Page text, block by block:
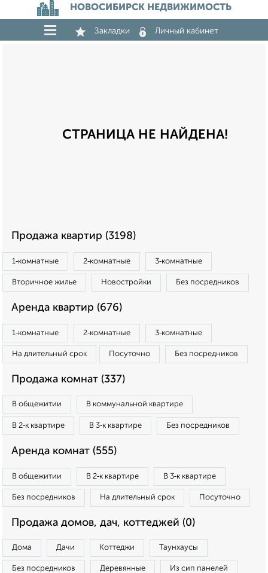
НОВОСИБИРСК НЕДВИЖИМОСТЬ
Закладки Личный кабинет
СТРАНИЦА НЕ НАЙДЕНА!
Продажа квартир (3198)
1‑комнатные 2‑комнатные 3‑комнатные
Вторичное жилье Новостройки Без посредников
Аренда квартир (676)
1‑комнатные 2‑комнатные 3‑комнатные
На длительный срок Посуточно Без посредников
Продажа комнат (337)
В общежитии В коммунальной квартире
В 2‑к квартире В 3‑к квартире Без посредников
Аренда комнат (555)
В общежитии В 2‑к квартире В 3‑к квартире
Без посредников На длительный срок Посуточно
Продажа домов, дач, коттеджей (0)
Дома Дачи Коттеджи Таунхаусы
Без посредников Деревянные Из сип панелей